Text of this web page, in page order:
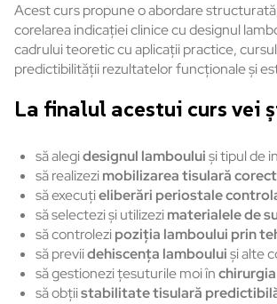
Acest curs propune o abordare
corelarea indicației clinice cu designul
cadrului teoretic cu aplicații practice,
predictibilității rezultatelor funcționale și
La finalul acestui curs vei
să alegidesignul lambouluiși tipul de
să realizezimobilizarea tisulară
să execuțieliberări periostale
să selectezi și utilizezimaterialele de
să controlezipoziția lamboului prin
să previidehiscența lambouluiși alte
să gestionezi țesuturile moi în
să obțiistabilitate tisulară